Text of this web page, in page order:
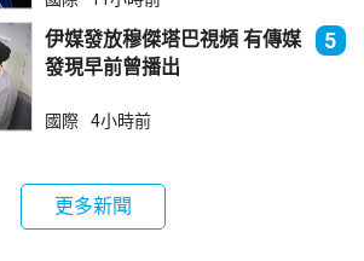
伊媒發放穆傑塔巴視頻 有傳媒
發現早前曾播出
5
國際 4小時前
更多新聞